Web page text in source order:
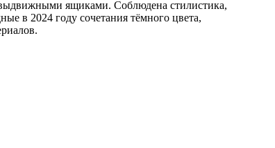
ящиками. Соблюдена стилистика,
в 2024 году сочетания тёмного цвета,